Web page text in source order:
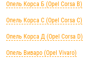
Опель Корса Б (Opel Corsa B)
Опель Корса С (Opel Corsa C)
Опель Корса Д (Opel Corsa D)
Опель Виваро (Opel Vivaro)